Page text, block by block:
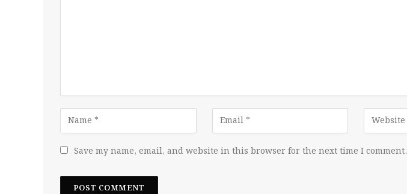
Save my name, email, and website in this browser for the next time I comment.